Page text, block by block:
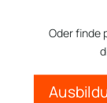
Oder finde